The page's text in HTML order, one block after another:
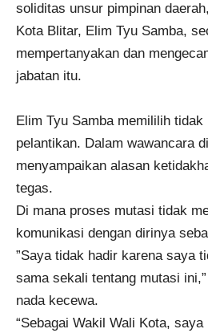
soliditas unsur pimpinan
Kota Blitar, Elim Tyu Samba,
mempertanyakan dan
jabatan itu.
Elim Tyu Samba memililih
pelantikan. Dalam wawancara
menyampaikan alasan
tegas.
Di mana proses mutasi tidak
komunikasi dengan dirinya
​”Saya tidak hadir karena saya
sama sekali tentang mutasi
nada kecewa.
“Sebagai Wakil Wali Kota,